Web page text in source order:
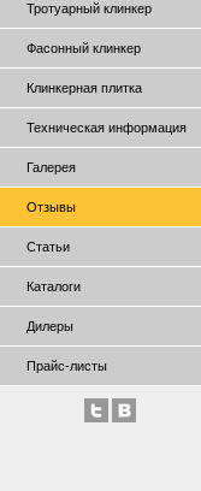
Тротуарный клинкер
Фасонный клинкер
Клинкерная плитка
Техническая информация
Галерея
Отзывы
Статьи
Каталоги
Дилеры
Прайс-листы